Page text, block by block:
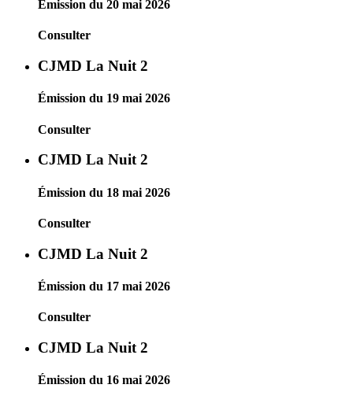
Émission du 20 mai 2026
Consulter
CJMD La Nuit 2
Émission du 19 mai 2026
Consulter
CJMD La Nuit 2
Émission du 18 mai 2026
Consulter
CJMD La Nuit 2
Émission du 17 mai 2026
Consulter
CJMD La Nuit 2
Émission du 16 mai 2026